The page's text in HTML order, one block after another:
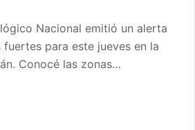
Nacional emitió un alerta
para este jueves en la
Conocé las zonas…